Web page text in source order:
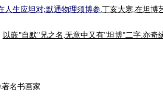
人生应坦对;默通物理须博参.丁亥大寒,在坦博
以嵌"自默"兄之名,无意中又有"坦博"二字.亦奇
名书画家